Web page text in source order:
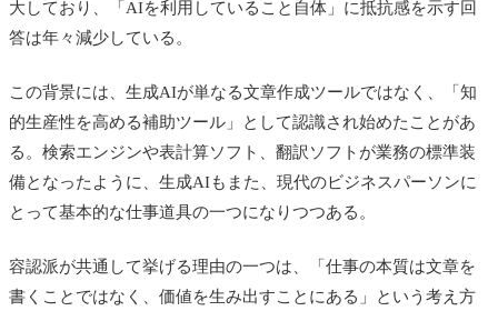
大しており、「AIを利用していること自体」に抵抗感を示す回
答は年々減少している。
この背景には、生成AIが単なる文章作成ツールではなく、「知
的生産性を高める補助ツール」として認識され始めたことがあ
る。検索エンジンや表計算ソフト、翻訳ソフトが業務の標準装
備となったように、生成AIもまた、現代のビジネスパーソンに
とって基本的な仕事道具の一つになりつつある。
容認派が共通して挙げる理由の一つは、「仕事の本質は文章を
書くことではなく、価値を生み出すことにある」という考え方